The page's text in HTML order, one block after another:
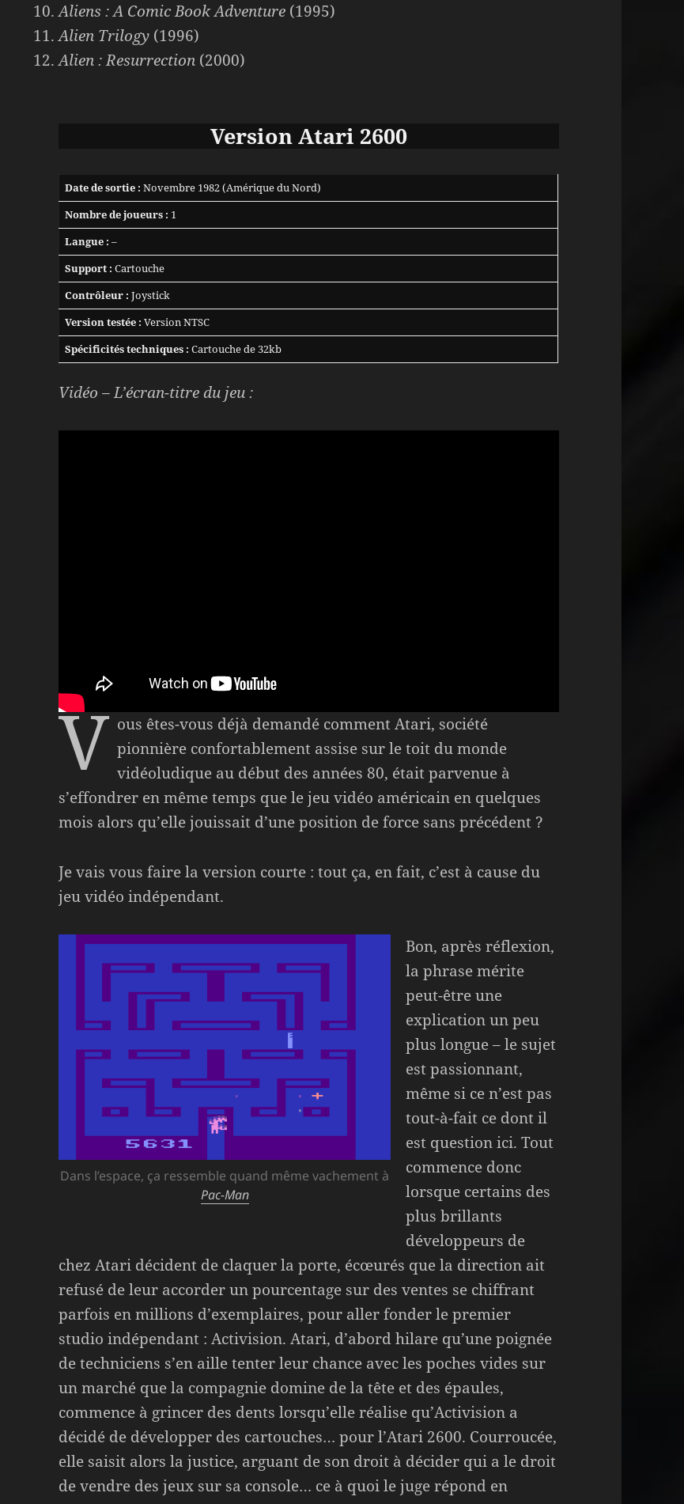
Aliens : A Comic Book Adventure (1995)
Alien Trilogy (1996)
Alien : Resurrection (2000)
Version Atari 2600
Date de sortie : Novembre 1982 (Amérique du Nord)
Nombre de joueurs : 1
Langue : –
Support : Cartouche
Contrôleur : Joystick
Version testée : Version NTSC
Spécificités techniques : Cartouche de 32kb
Vidéo – L’écran-titre du jeu :
V ous êtes-vous déjà demandé comment Atari, société
pionnière confortablement assise sur le toit du monde
vidéoludique au début des années 80, était parvenue à
s’effondrer en même temps que le jeu vidéo américain en quelques
mois alors qu’elle jouissait d’une position de force sans précédent ?
Je vais vous faire la version courte : tout ça, en fait, c’est à cause du
jeu vidéo indépendant.
Dans l’espace, ça ressemble quand même vachement à
Pac-Man
Bon, après réflexion,
la phrase mérite
peut-être une
explication un peu
plus longue – le sujet
est passionnant,
même si ce n’est pas
tout-à-fait ce dont il
est question ici. Tout
commence donc
lorsque certains des
plus brillants
développeurs de
chez Atari décident de claquer la porte, écœurés que la direction ait
refusé de leur accorder un pourcentage sur des ventes se chiffrant
parfois en millions d’exemplaires, pour aller fonder le premier
studio indépendant : Activision. Atari, d’abord hilare qu’une poignée
de techniciens s’en aille tenter leur chance avec les poches vides sur
un marché que la compagnie domine de la tête et des épaules,
commence à grincer des dents lorsqu’elle réalise qu’Activision a
décidé de développer des cartouches… pour l’Atari 2600. Courroucée,
elle saisit alors la justice, arguant de son droit à décider qui a le droit
de vendre des jeux sur sa console… ce à quoi le juge répond en